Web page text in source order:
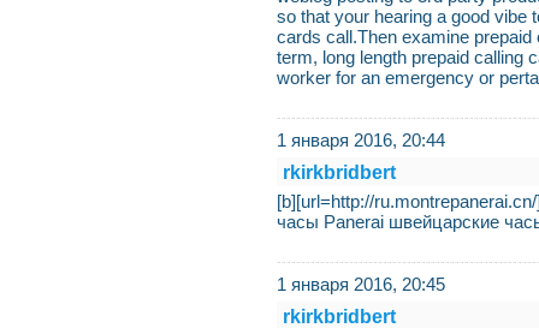
so that your hearing a good vibe
cards call.Then examine
term, long length prepaid calling
worker for an emergency or
1 января 2016, 20:44
rkirkbridbert
[b][url=http://
часы Panerai швейцарские
1 января 2016, 20:45
rkirkbridbert